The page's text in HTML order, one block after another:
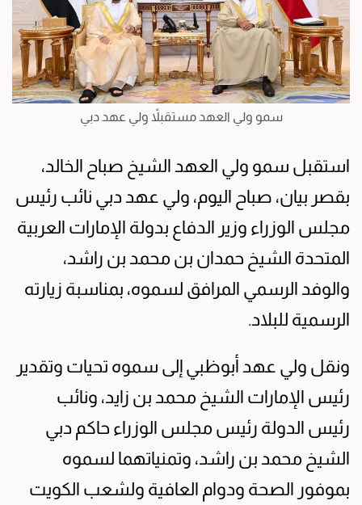
سمو ولي العهد مستقبلاً ولي عهد دبي
استقبل سمو ولي العهد الشيخ صباح الخالد،
بقصر بيان، صباح اليوم، ولي عهد دبي نائب رئيس
مجلس الوزراء وزير الدفاع بدولة الإمارات العربية
المتحدة الشيخ حمدان بن محمد بن راشد،
والوفد الرسمي المرافق لسموه، بمناسبة زيارته
الرسمية للبلاد.
ونقل ولي عهد أبوظبي إلى سموه تحيات وتقدير
رئيس الإمارات الشيخ محمد بن زايد، ونائب
رئيس الدولة رئيس مجلس الوزراء حاكم دبي
الشيخ محمد بن راشد، وتمنياتهما لسموه
بموفور الصحة ودوام العافية ولشعب الكويت